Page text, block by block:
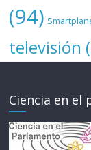
(94)
televisión
Ciencia en el